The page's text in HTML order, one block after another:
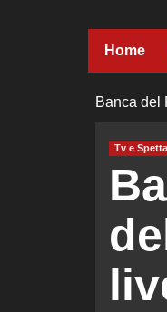
Home
Banca del
Tv e